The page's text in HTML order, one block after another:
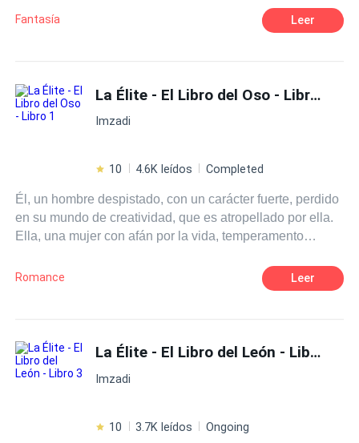
de la destrucción inminente de sus vidas. En proceso se
Fantasía Leer
La Élite - El Libro del Oso - Libro 1
Imzadi
10 4.6K leídos Completed
Él, un hombre despistado, con un carácter fuerte, perdido
en su mundo de creatividad, que es atropellado por ella.
Ella, una mujer con afán por la vida, temperamento
quiere su futura pareja en ella. Una salvaje sin dirección.
¿Lograra él conocer a profundidad la mujer, que le arroya
cruzan, dando a sus mundos, el misterio suficiente para
lanzarse a recorrer los paradigmas de la sensualidad que
Romance Leer
La Élite - El Libro del León - Libro 3
Imzadi
10 3.7K leídos Ongoing